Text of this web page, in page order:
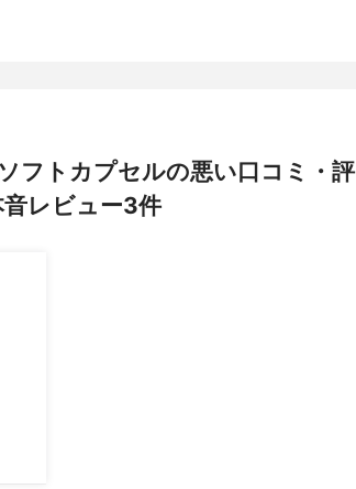
フトカプセルの悪い口コミ・評
レビュー3件